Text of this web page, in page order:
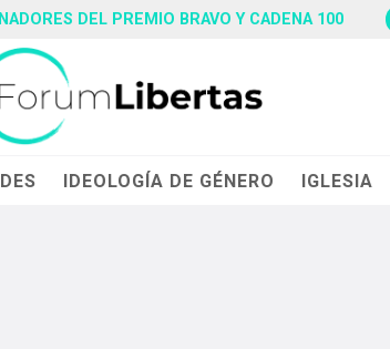
DEL PREMIO BRAVO Y CADENA 100
IDEOLOGÍA DE GÉNERO IGLESIA